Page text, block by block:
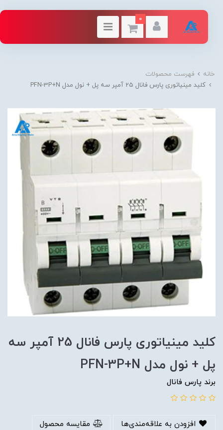
0
خانه
فهرست محصولات
کلید مینیاتوری پارس فانال 25 آمپر سه پل + نول مدل PFN-3P+N
کلید مینیاتوری پارس فانال 25 آمپر سه
پل + نول مدل PFN-3P+N
برند پارس فانال
افزودن به علاقه‌مندی‌ها مقایسه محصول